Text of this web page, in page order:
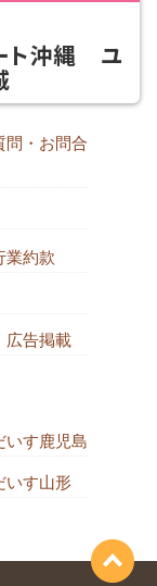
ト沖縄 ユ
問・お問合
業約款
広告掲載
いす鹿児島
いす山形